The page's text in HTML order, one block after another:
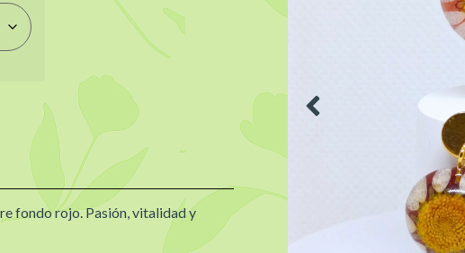
fondo rojo. Pasión, vitalidad y